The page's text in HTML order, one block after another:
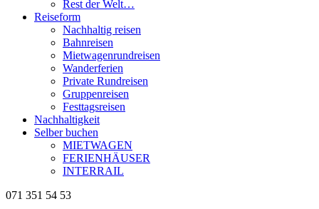
Rest der Welt…
Reiseform
Nachhaltig reisen
Bahnreisen
Mietwagenrundreisen
Wanderferien
Private Rundreisen
Gruppenreisen
Festtagsreisen
Nachhaltigkeit
Selber buchen
MIETWAGEN
FERIENHÄUSER
INTERRAIL
071 351 54 53